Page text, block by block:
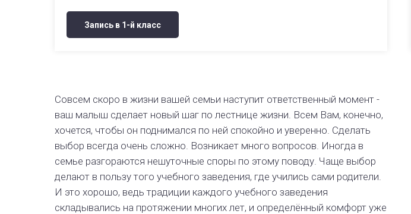
Запись в 1-й класс
Совсем скоро в жизни вашей семьи наступит ответственный момент -
ваш малыш сделает новый шаг по лестнице жизни. Всем Вам, конечно,
хочется, чтобы он поднимался по ней спокойно и уверенно. Сделать
выбор всегда очень сложно. Возникает много вопросов. Иногда в
семье разгораются нешуточные споры по этому поводу. Чаще выбор
делают в пользу того учебного заведения, где учились сами родители.
И это хорошо, ведь традиции каждого учебного заведения
складывались на протяжении многих лет, и определённый комфорт уже